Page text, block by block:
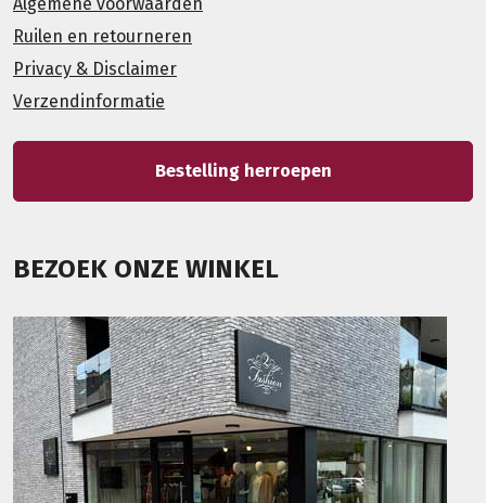
Ruilen en retourneren
Privacy & Disclaimer
Verzendinformatie
Bestelling herroepen
BEZOEK ONZE WINKEL